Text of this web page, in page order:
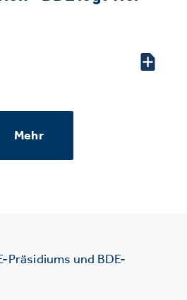
Mehr
Präsidiums und BDE-